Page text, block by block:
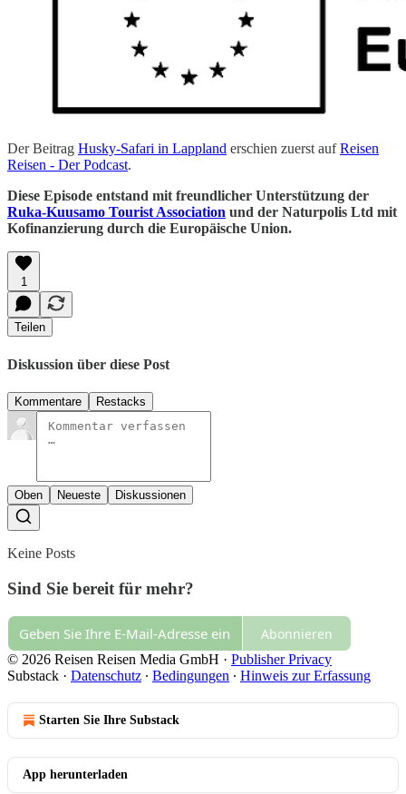
Der Beitrag Husky-Safari in Lappland erschien zuerst aufReisen
Reisen - Der Podcast.
Diese Episode entstand mit freundlicher Unterstützung der
Ruka-Kuusamo Tourist Association und der Naturpolis Ltd mit
Kofinanzierung durch die Europäische Union.
1
Teilen
Diskussion über diese Post
Kommentare Restacks
Oben Neueste Diskussionen
Keine Posts
Sind Sie bereit für mehr?
Abonnieren
© 2026 Reisen Reisen Media GmbH · Publisher Privacy
Substack · Datenschutz ∙ Bedingungen ∙ Hinweis zur Erfassung
Starten Sie Ihre Substack
App herunterladen